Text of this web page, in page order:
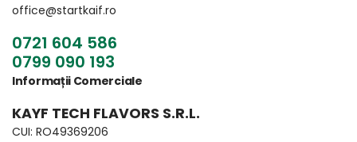
office@startkaif.ro
0721 604 586
0799 090 193
Informații Comerciale
KAYF TECH FLAVORS S.R.L.
CUI: RO49369206